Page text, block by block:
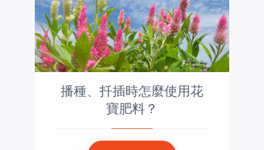
播種、扦插時怎麼使用花
寶肥料？